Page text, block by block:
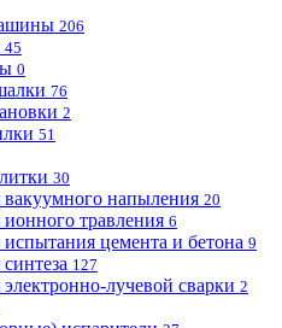
206
45
0
76
2
51
30
напыления 20
травления 6
цемента и бетона 9
127
лучевой сварки 2